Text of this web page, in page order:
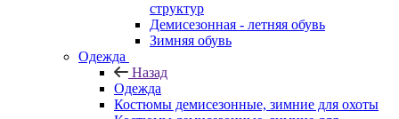
структур
Демисезонная - летняя обувь
Зимняя обувь
Одежда
Назад
Одежда
Костюмы демисезонные, зимние для охоты